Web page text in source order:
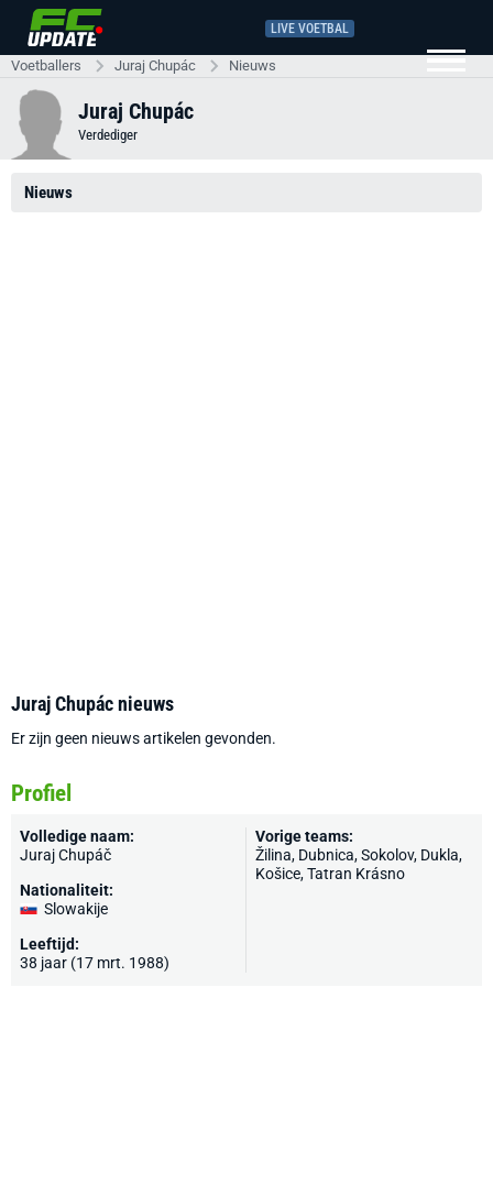
LIVE VOETBAL
Voetballers Juraj Chupác Nieuws
Juraj Chupác
Verdediger
Nieuws
Juraj Chupác nieuws
Er zijn geen nieuws artikelen gevonden.
Profiel
Volledige naam:
Juraj Chupáč
Nationaliteit:
Slowakije
Leeftijd:
38 jaar (17 mrt. 1988)
Vorige teams:
Žilina, Dubnica, Sokolov, Dukla,
Košice, Tatran Krásno